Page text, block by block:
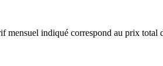
mensuel indiqué correspond au prix total